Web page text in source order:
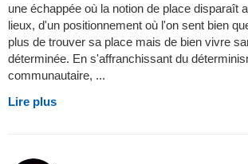
une échappée où la notion de place disparaît
lieux, d'un positionnement où l'on sent bien
plus de trouver sa place mais de bien vivre
déterminée. En s'affranchissant du
communautaire, ...
Lire plus